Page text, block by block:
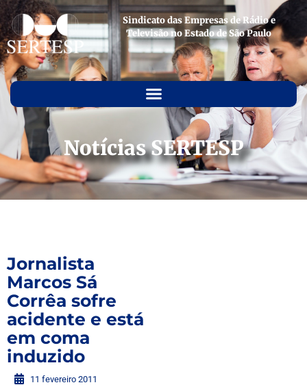
Sindicato das Empresas de Rádio e
Televisão no Estado de São Paulo
Notícias SERTESP
Jornalista
Marcos Sá
Corrêa sofre
acidente e está
em coma
induzido
11 fevereiro 2011